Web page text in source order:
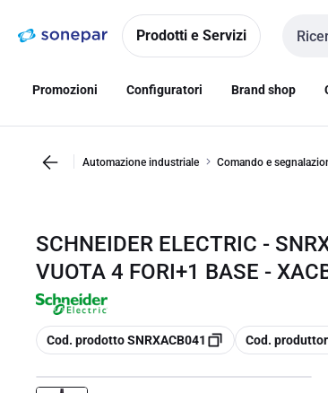
navigazionealla
Prodotti e Servizi
Cerca
Promozioni Configuratori Brand shop
Automazione industriale Comando e
SCHNEIDER ELECTRIC -
VUOTA 4 FORI+1 BASE -
copia
Cod. prodotto SNRXACB041 copia
Cod.